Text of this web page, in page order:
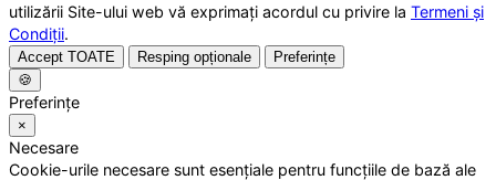
utilizării Site-ului web vă exprimați acordul cu privire la Termeni și
Condiții.
Accept TOATE Resping opționale
Preferințe
🍪
Preferințe
×
Necesare
Cookie-urile necesare sunt esențiale pentru funcțiile de bază ale